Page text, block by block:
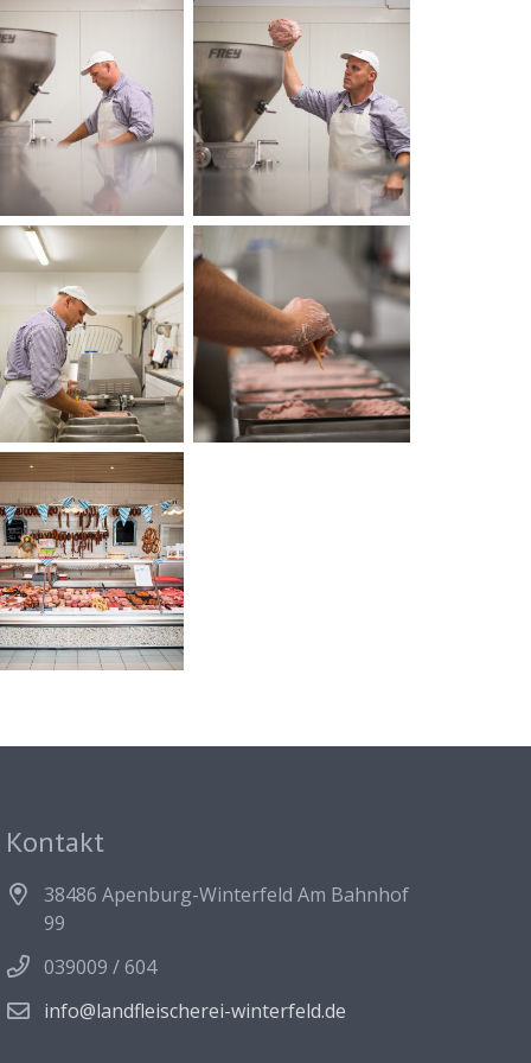
Kontakt
38486 Apenburg-Winterfeld Am Bahnhof
99
039009 / 604
info@landfleischerei-winterfeld.de